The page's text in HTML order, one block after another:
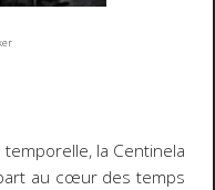
la Centinela
au cœur des temps